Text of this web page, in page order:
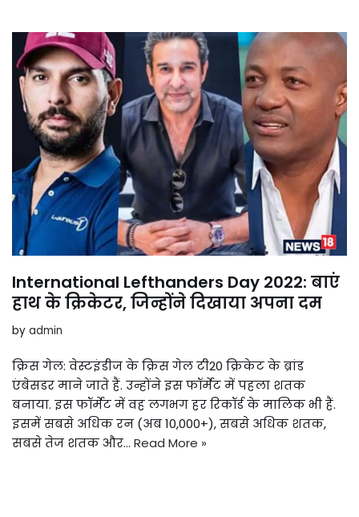
International Lefthanders Day 2022: बाएं
हाथ के क्रिकेटर, जिन्होंने दिखाया अपना दम
by admin
क्रिस गेल: वेस्टइंडीज के क्रिस गेल टी20 क्रिकेट के ब्रांड
एंबेसडर माने जाते हैं. उन्होंने इस फॉर्मेट में पहला शतक
बनाया. इस फॉर्मेट में वह लगभग हर रिकॉर्ड के मालिक भी हैं.
इसमें सबसे अधिक रन (अब 10,000+), सबसे अधिक शतक,
सबसे तेज शतक और… Read More »